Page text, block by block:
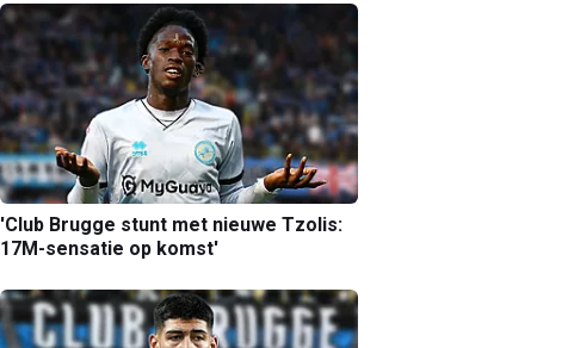
'Club Brugge stunt met nieuwe Tzolis:
17M-sensatie op komst'